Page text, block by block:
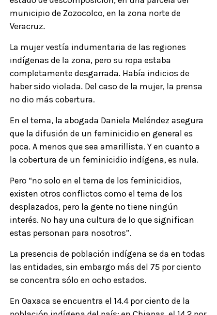
municipio de Zozocolco, en la zona norte de
Veracruz.
La mujer vestía indumentaria de las regiones
indígenas de la zona, pero su ropa estaba
completamente desgarrada. Había indicios de
haber sido violada. Del caso de la mujer, la prensa
no dio más cobertura.
En el tema, la abogada Daniela Meléndez asegura
que la difusión de un feminicidio en general es
poca. A menos que sea amarillista. Y en cuanto a
la cobertura de un feminicidio indígena, es nula.
Pero “no solo en el tema de los feminicidios,
existen otros conflictos como el tema de los
desplazados, pero la gente no tiene ningún
interés. No hay una cultura de lo que significan
estas personan para nosotros”.
La presencia de población indígena se da en todas
las entidades, sin embargo más del 75 por ciento
se concentra sólo en ocho estados.
En Oaxaca se encuentra el 14.4 por ciento de la